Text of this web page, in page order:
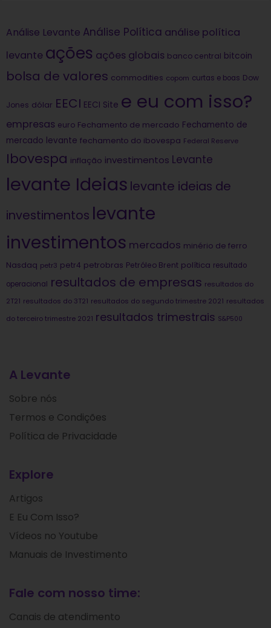
Análise Levante Análise Política análise política
levante ações ações globais banco central bitcoin
bolsa de valores commodities copom curtas e boas Dow
Jones dólar EECI EECI Site e eu com isso?
empresas euro Fechamento de mercado Fechamento de
mercado levante fechamento do ibovespa Federal Reserve
Ibovespa inflação investimentos Levante
levante Ideias levante ideias de
investimentos levante
investimentos mercados minério de ferro
Nasdaq petr3 petr4 petrobras Petróleo Brent política resultado
operacional resultados de empresas resultados do
2T21 resultados do 3T21 resultados do segundo trimestre 2021 resultados
do terceiro trimestre 2021 resultados trimestrais S&P500
A Levante
Sobre nós
Termos e Condições
Política de Privacidade
Explore
Artigos
E Eu Com Isso?
Vídeos no Youtube
Manuais de Investimento
Fale com nosso time:
Canais de atendimento